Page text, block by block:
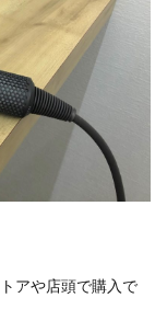
アや店頭で購入で